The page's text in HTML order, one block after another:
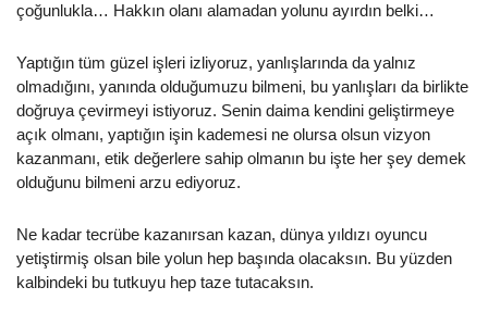
çoğunlukla… Hakkın olanı alamadan yolunu ayırdın belki…
Yaptığın tüm güzel işleri izliyoruz, yanlışlarında da yalnız
olmadığını, yanında olduğumuzu bilmeni, bu yanlışları da birlikte
doğruya çevirmeyi istiyoruz. Senin daima kendini geliştirmeye
açık olmanı, yaptığın işin kademesi ne olursa olsun vizyon
kazanmanı, etik değerlere sahip olmanın bu işte her şey demek
olduğunu bilmeni arzu ediyoruz.
Ne kadar tecrübe kazanırsan kazan, dünya yıldızı oyuncu
yetiştirmiş olsan bile yolun hep başında olacaksın. Bu yüzden
kalbindeki bu tutkuyu hep taze tutacaksın.